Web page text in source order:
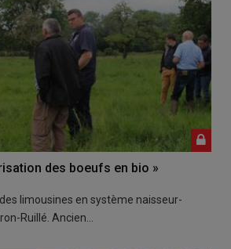
des boeufs en bio »
limousines en système naisseur-
Ruillé. Ancien…